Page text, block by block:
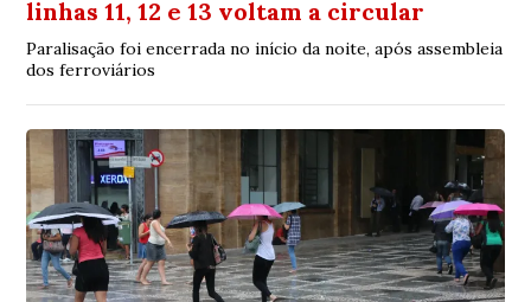
linhas 11, 12 e 13 voltam a circular
Paralisação foi encerrada no início da noite, após assembleia
dos ferroviários